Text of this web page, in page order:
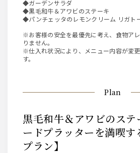
◆ガーデンサラダ
◆黒毛和牛＆アワビのステーキ
◆パンチェッタのレモンクリーム リガト
※お客様の安全を最優先に考え、食物ア
りません。
※仕入れ状況により、メニュー内容が変
す。
Plan
黒毛和牛＆アワビのステーキとシーフ
ードプラッターを満喫す
プラン】